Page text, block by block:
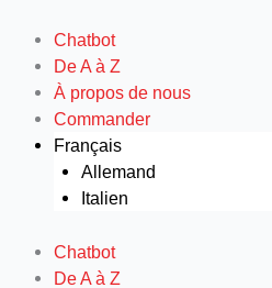
contenu
Chatbot
De A à Z
À propos de nous
Commander
Français
Allemand
Italien
Chatbot
De A à Z